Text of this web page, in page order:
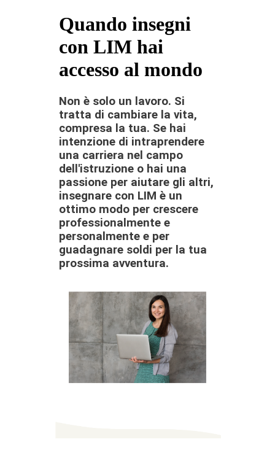
Quando insegni
con LIM hai
accesso al mondo
Non è solo un lavoro. Si
tratta di cambiare la vita,
compresa la tua. Se hai
intenzione di intraprendere
una carriera nel campo
dell'istruzione o hai una
passione per aiutare gli altri,
insegnare con LIM è un
ottimo modo per crescere
professionalmente e
personalmente e per
guadagnare soldi per la tua
prossima avventura.